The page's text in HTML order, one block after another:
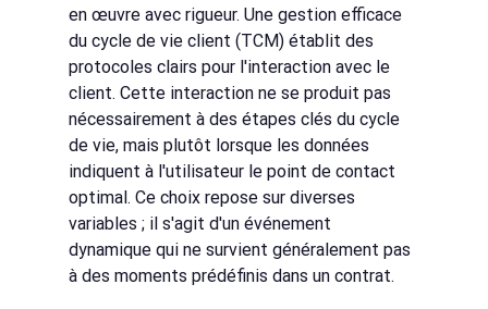
en œuvre avec rigueur. Une gestion efficace
du cycle de vie client (TCM) établit des
protocoles clairs pour l'interaction avec le
client. Cette interaction ne se produit pas
nécessairement à des étapes clés du cycle
de vie, mais plutôt lorsque les données
indiquent à l'utilisateur le point de contact
optimal. Ce choix repose sur diverses
variables ; il s'agit d'un événement
dynamique qui ne survient généralement pas
à des moments prédéfinis dans un contrat.